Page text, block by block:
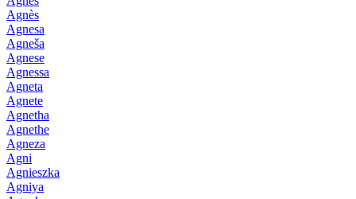
Agnès
Agnesa
Agneša
Agnese
Agnessa
Agneta
Agnete
Agnetha
Agnethe
Agneza
Agni
Agnieszka
Agniya